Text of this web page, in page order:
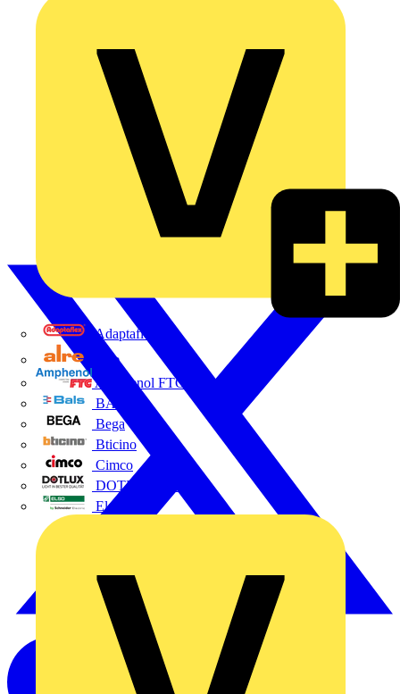
Adaptaflex
Alre
Amphenol FTG
BALS
Bega
Bticino
Cimco
DOTLUX GmbH
Elso